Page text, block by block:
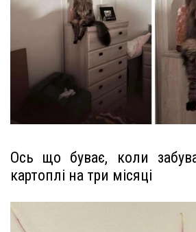
Ось що буває, коли
картоплі на три місяці